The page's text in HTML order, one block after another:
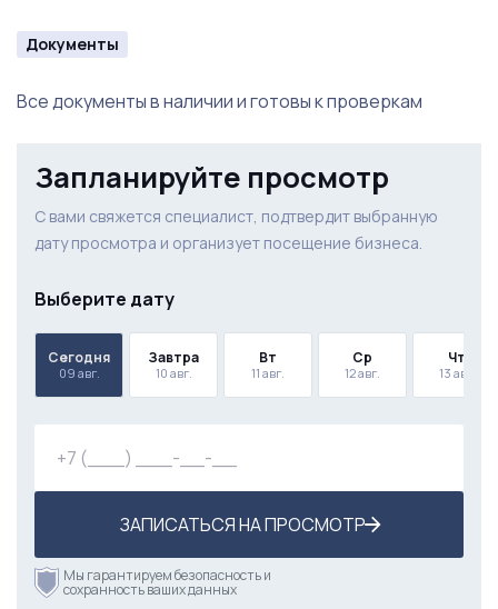
Документы
Все документы в наличии и готовы к проверкам
Запланируйте просмотр
С вами свяжется специалист, подтвердит выбранную
дату просмотра и организует посещение бизнеса.
Выберите дату
Сегодня
09 авг.
Завтра
10 авг.
Вт
11 авг.
Ср
12 авг.
Чт
13 авг.
ЗАПИСАТЬСЯ НА ПРОСМОТР
Мы гарантируем безопасность и
сохранность ваших данных